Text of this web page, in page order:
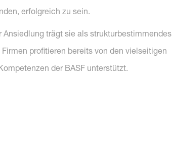
erfolgreich zu sein.
Ansiedlung trägt sie als strukturbestimmendes
profitieren bereits von den vielseitigen
der BASF unterstützt.